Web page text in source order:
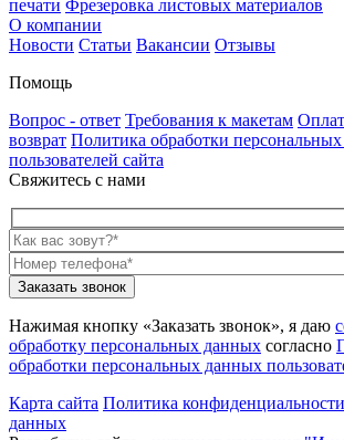
печати Фрезеровка листовых материалов
О компании
Новости Статьи Вакансии Отзывы
Помощь
Вопрос - ответ Требования к макетам
возврат Политика обработки
пользователей сайта
Свяжитесь с нами
Нажимая кнопку «Заказать звонок», я даю
обработку персональных данных согласно
обработки персональных данных
Карта сайта Политика
данных